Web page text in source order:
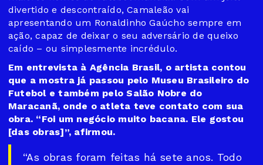
divertido e descontraído, Camaleão vai
apresentando um Ronaldinho Gaúcho sempre em
ação, capaz de deixar o seu adversário de queixo
caído – ou simplesmente incrédulo.
Em entrevista à Agência Brasil, o artista contou
que a mostra já passou pelo Museu Brasileiro do
Futebol e também pelo Salão Nobre do
Maracanã, onde o atleta teve contato com sua
obra. “Foi um negócio muito bacana. Ele gostou
[das obras]”, afirmou.
“As obras foram feitas há sete anos. Todo